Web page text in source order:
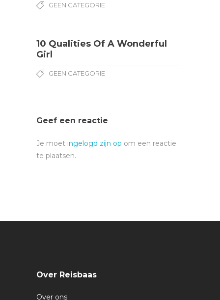
GEEN CATEGORIE
10 Qualities Of A Wonderful
Girl
GEEN CATEGORIE
Geef een reactie
Je moet ingelogd zijn op om een reactie
te plaatsen.
Over Reisbaas
Over ons